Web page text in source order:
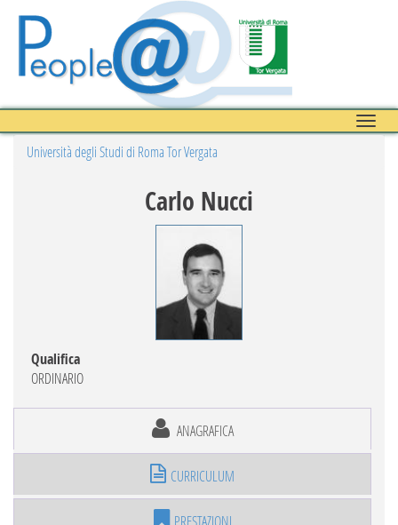
Toggle
Università degli Studi di Roma Tor Vergata
Carlo Nucci
Qualifica
ORDINARIO
ANAGRAFICA
CURRICULUM
PRESTAZIONI